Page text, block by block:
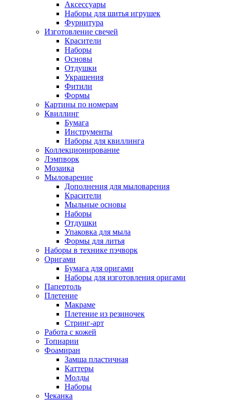
Аксессуары
Наборы для шитья игрушек
Фурнитура
Изготовление свечей
Красители
Наборы
Основы
Отдушки
Украшения
Фитили
Формы
Картины по номерам
Квиллинг
Бумага
Инструменты
Наборы для квиллинга
Коллекционирование
Лэмпворк
Мозаика
Мыловарение
Дополнения для мыловарения
Красители
Мыльные основы
Наборы
Отдушки
Упаковка для мыла
Формы для литья
Наборы в технике пэчворк
Оригами
Бумага для оригами
Наборы для изготовления оригами
Папертоль
Плетение
Макраме
Плетение из резиночек
Стринг-арт
Работа с кожей
Топиарии
Фоамиран
Замша пластичная
Каттеры
Молды
Наборы
Чеканка